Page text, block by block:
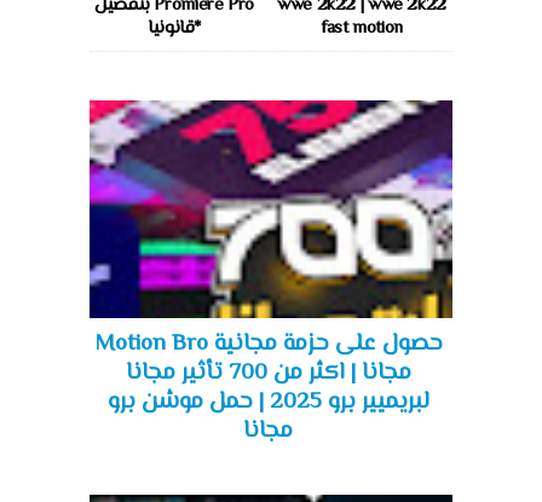
fast motion
*قانونيا
حصول على حزمة مجانية Motion Bro
مجانا | اكثر من 700 تأثير مجانا
لبريميير برو 2025 | حمل موشن برو
مجانا